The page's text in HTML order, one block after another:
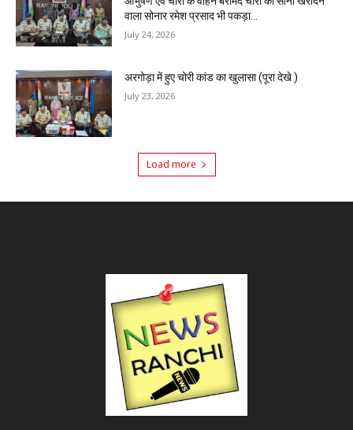
वाला सोनार रमेश प्रसाद भी पकड़ा...
July 24, 2026
अरगोड़ा में हुए चोरी कांड का खुलासा (पूरा देखे )
July 23, 2026
Load more